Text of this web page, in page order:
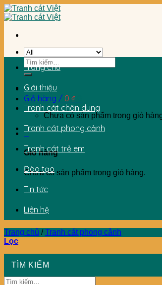
Skip
to
Tìm
kiếm:
Giỏ hàng / 0 ₫
Chưa có sản phẩm trong giỏ
0
Giỏ hàng
Chưa có sản phẩm trong giỏ hàng.
Trang chủ
Giới thiệu
Tranh cát chân dung
Tranh cát phong cảnh
Tranh cát trẻ em
Đào tạo
Tin tức
Liên hệ
Trang chủ / Tranh cát phong cảnh
Lọc
TÌM KIẾM